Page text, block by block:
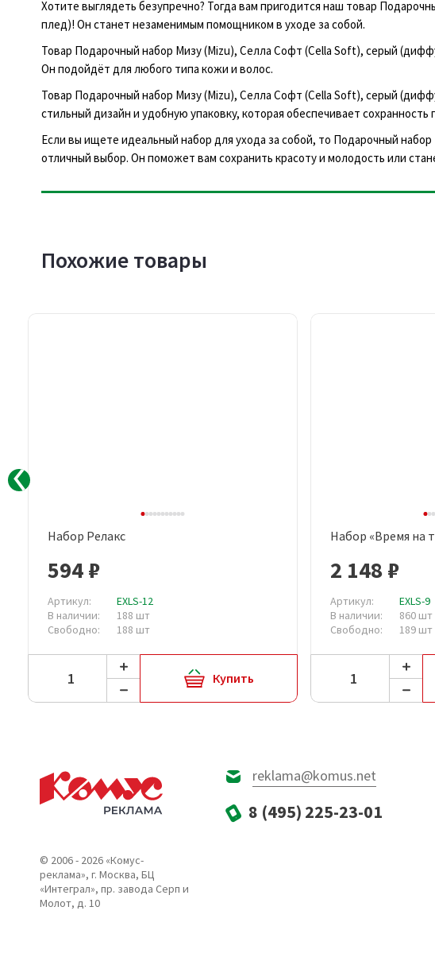
Хотите выглядеть безупречно? Тогда вам пригодится наш товар
плед)! Он станет незаменимым помощником в уходе за собой.
Товар Подарочный набор Мизу (Mizu), Селла Софт (Cella Soft), серый
Он подойдёт для любого типа кожи и волос.
Товар Подарочный набор Мизу (Mizu), Селла Софт (Cella Soft), серый
стильный дизайн и удобную упаковку, которая обеспечивает сохранность
Если вы ищете идеальный набор для ухода за собой, то Подарочный
отличный выбор. Он поможет вам сохранить красоту и молодость или
Похожие товары
Быстрый просмотр
Набор Релакс
594 ₽
Артикул:
EXLS-12
В наличии:
188 шт
Свободно:
188 шт
Купить
Набор «Время на
2 148 ₽
Артикул:
EXLS-9
В наличии:
860 шт
Свободно:
189 шт
© 2006 - 2026 «Комус-
реклама», г. Москва, БЦ
«Интеграл», пр. завода Серп и
Молот, д. 10
reklama@komus.net
8 (495) 225-23-01